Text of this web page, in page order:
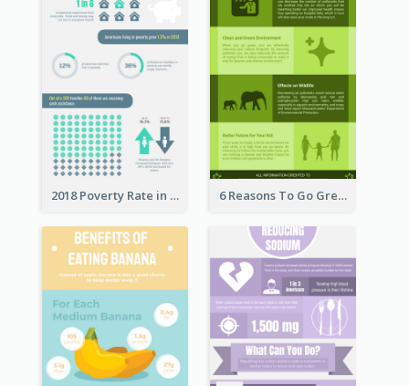
2018 Poverty Rate in the United States Infographic 6 Reasons To Go Green